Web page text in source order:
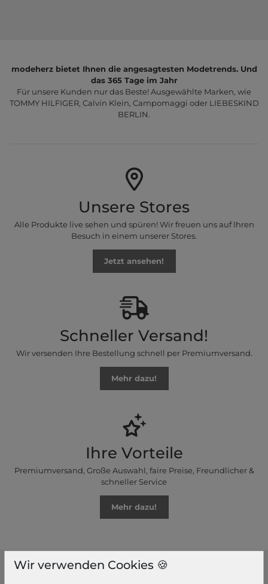
modeherz bietet Ihnen die angesagtesten Modetrends. Und
das 365 Tage im Jahr
Für unsere Kunden nur das Beste! Ausgewählte Marken, wie
TOMMY HILFIGER, Calvin Klein, Campomaggi oder LIEBESKIND
BERLIN.
Unsere Stores
Alle Produkte live sehen und spüren! Wir freuen uns auf Ihren
Besuch in einem unserer Stores.
Jetzt ansehen!
Schneller Versand!
Wir versenden Ihre Bestellung schnell per Premiumversand.
Mehr dazu!
Ihre Vorteile
Premiumversand, Große Auswahl, faire Preise, Freundlicher &
schneller Service
Mehr dazu!
Wir verwenden Cookies 🍪